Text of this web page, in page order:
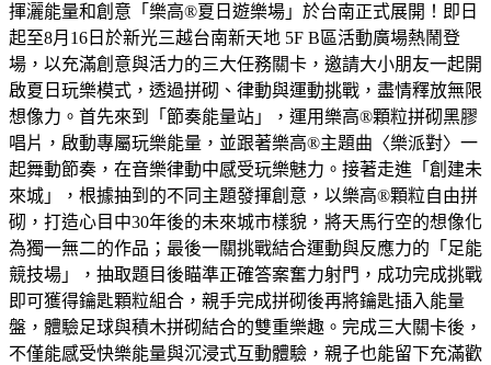
揮灑能量和創意「樂高®夏日遊樂場」於台南正式展開！即日
起至8月16日於新光三越台南新天地 5F B區活動廣場熱鬧登
場，以充滿創意與活力的三大任務關卡，邀請大小朋友一起開
啟夏日玩樂模式，透過拼砌、律動與運動挑戰，盡情釋放無限
想像力。首先來到「節奏能量站」，運用樂高®顆粒拼砌黑膠
唱片，啟動專屬玩樂能量，並跟著樂高®主題曲〈樂派對〉一
起舞動節奏，在音樂律動中感受玩樂魅力。接著走進「創建未
來城」，根據抽到的不同主題發揮創意，以樂高®顆粒自由拼
砌，打造心目中30年後的未來城市樣貌，將天馬行空的想像化
為獨一無二的作品；最後一關挑戰結合運動與反應力的「足能
競技場」，抽取題目後瞄準正確答案奮力射門，成功完成挑戰
即可獲得鑰匙顆粒組合，親手完成拼砌後再將鑰匙插入能量
盤，體驗足球與積木拼砌結合的雙重樂趣。完成三大關卡後，
不僅能感受快樂能量與沉浸式互動體驗，親子也能留下充滿歡